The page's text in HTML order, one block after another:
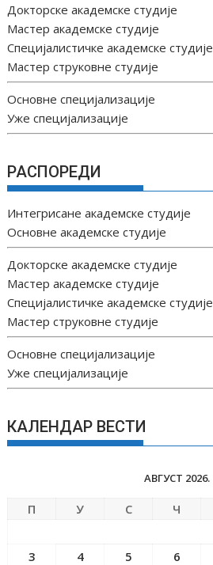
Докторске академске студије
Мастер академске студије
Специјалистичке академске студије
Мастер струковне студије
Основне специјализације
Уже специјализације
РАСПОРЕДИ
Интегрисане академске студије
Основне академске студије
Докторске академске студије
Мастер академске студије
Специјалистичке академске студије
Мастер струковне студије
Основне специјализације
Уже специјализације
КАЛЕНДАР ВЕСТИ
АВГУСТ 2026.
П У С Ч
3
4 5 6